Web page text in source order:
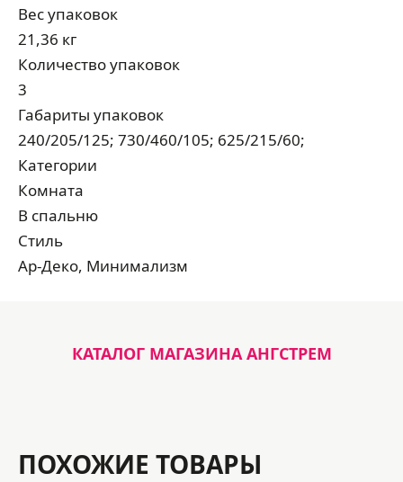
Вес упаковок
21,36 кг
Количество упаковок
3
Габариты упаковок
240/205/125; 730/460/105; 625/215/60;
Категории
Комната
В спальню
Стиль
Ар-Деко, Минимализм
КАТАЛОГ МАГАЗИНА АНГСТРЕМ
ПОХОЖИЕ ТОВАРЫ